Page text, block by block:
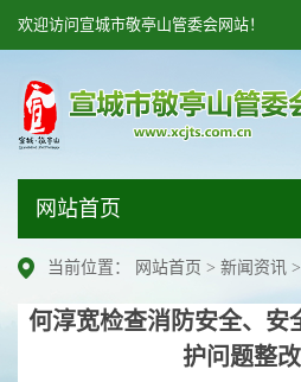
欢迎访问宣城市敬亭山管委会网站！
网站首页
当前位置： 网站首页 > 新闻资讯 >
何淳宽检查消防安全、安
护问题整